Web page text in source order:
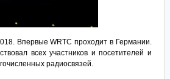
Впервые WRTC проходит в Германии.
всех участников и посетителей и
радиосвязей.